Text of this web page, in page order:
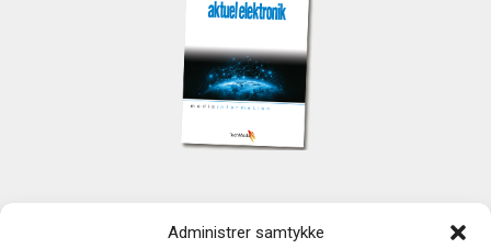
Administrer samtykke
TechMedia A/S